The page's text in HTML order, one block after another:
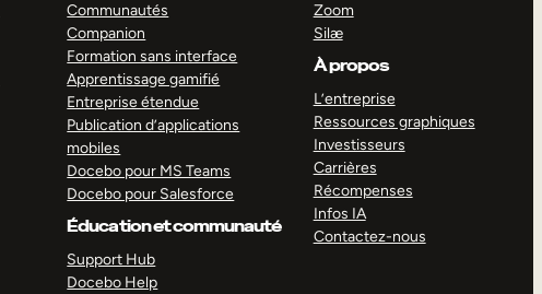
Communautés
Companion
Formation sans interface
Apprentissage gamifié
Entreprise étendue
Publication d’applications
mobiles
Docebo pour MS Teams
Docebo pour Salesforce
Éducation et communauté
Support Hub
Docebo Help
Zoom
Silæ
À propos
L’entreprise
Ressources graphiques
Investisseurs
Carrières
Récompenses
Infos IA
Contactez-nous